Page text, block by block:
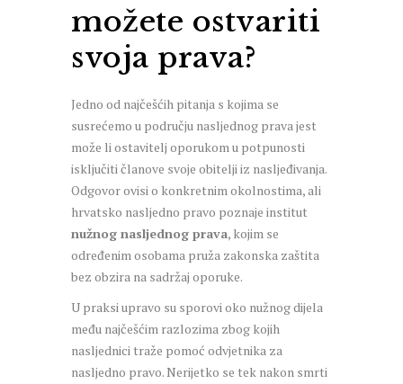
možete ostvariti
svoja prava?
Jedno od najčešćih pitanja s kojima se
susrećemo u području nasljednog prava jest
može li ostavitelj oporukom u potpunosti
isključiti članove svoje obitelji iz nasljeđivanja.
Odgovor ovisi o konkretnim okolnostima, ali
hrvatsko nasljedno pravo poznaje institut
nužnog nasljednog prava, kojim se
određenim osobama pruža zakonska zaštita
bez obzira na sadržaj oporuke.
U praksi upravo su sporovi oko nužnog dijela
među najčešćim razlozima zbog kojih
nasljednici traže pomoć odvjetnika za
nasljedno pravo. Nerijetko se tek nakon smrti